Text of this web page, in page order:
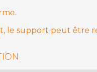
le support peut être